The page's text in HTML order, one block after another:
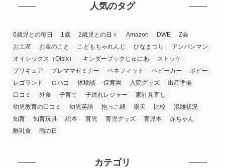
人気のタグ
0歳児との毎日 1歳 2歳児との日々 Amazon DWE
Z会
お土産
お金のこと こどもちゃれんじ ひなまつり
アンパンマン
オイシックス（Oisix）
キンダーブックじゅにあ
ストッケ
プリキュア
プレママセミナー ベネフィット ベビーカー
ポピー
レゴランド
ロハコ 体験談 保育園 入院グッズ
出産準備
口コミ
外食 子育て 子連れレジャー
家計見直し
幼児教育の口コミ
幼児英語 抱っこ紐 楽天 比較
混雑状況
知育
知育玩具 絵本 育児 育児グッズ 育児本
赤ちゃん
離乳食
雨の日
カテゴリ